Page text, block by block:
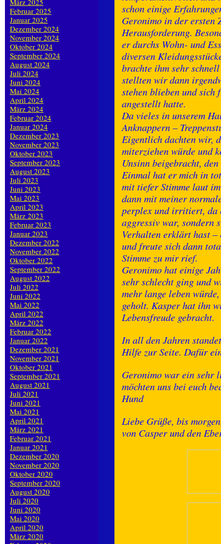
schon einige
Geronimo in der ersten
Herausforderung.
er durchs Wohn- und
diversen
brachte ihm sehr
stellten wir dann
stehen blieben und sich
angestellt hatte.
Da vieles in unserem
Anknappern –
Eigentlich dachten wir,
miterziehen würde und
Unsinn beigebracht,
Einmal hat er mich in
mit tiefer Stimme laut
dann mit meiner
perplex und irritiert, da
aggressiv war, sondern
Verhalten erklärt hast –
und freute sich dann
Stimme zu mir rief.
Geronimo hat einige
sehr schlecht ging und
mehr lange leben
geholt. Kasper hat ihn
Lebensfreude gebracht.
In all den Jahren
Hilfe zur Seite. Dafür
Geronimo war ein sehr
möchten uns bei euch
Hund
Liebe Grüße, bis
von Casper und den
März 2025
Februar 2025
Januar 2025
Dezember 2024
November 2024
Oktober 2024
September 2024
August 2024
Juli 2024
Juni 2024
Mai 2024
April 2024
März 2024
Februar 2024
Januar 2024
Dezember 2023
November 2023
Oktober 2023
September 2023
August 2023
Juli 2023
Juni 2023
Mai 2023
April 2023
März 2023
Februar 2023
Januar 2023
Dezember 2022
November 2022
Oktober 2022
September 2022
August 2022
Juli 2022
Juni 2022
Mai 2022
April 2022
März 2022
Februar 2022
Januar 2022
Dezember 2021
November 2021
Oktober 2021
September 2021
August 2021
Juli 2021
Juni 2021
Mai 2021
April 2021
März 2021
Februar 2021
Januar 2021
Dezember 2020
November 2020
Oktober 2020
September 2020
August 2020
Juli 2020
Juni 2020
Mai 2020
April 2020
März 2020